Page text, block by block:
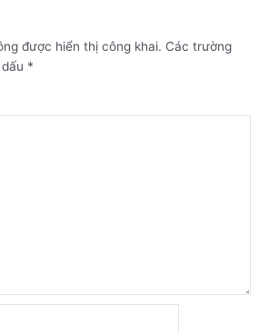
được hiển thị công khai. Các trường
*